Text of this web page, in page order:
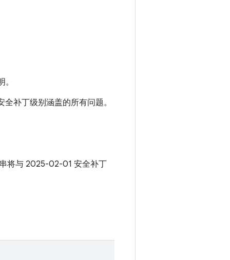
补丁级别涵盖的所有问题。
将与 2025-02-01 安全补丁